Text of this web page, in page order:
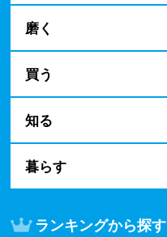
磨く
買う
知る
暮らす
ランキングから探す